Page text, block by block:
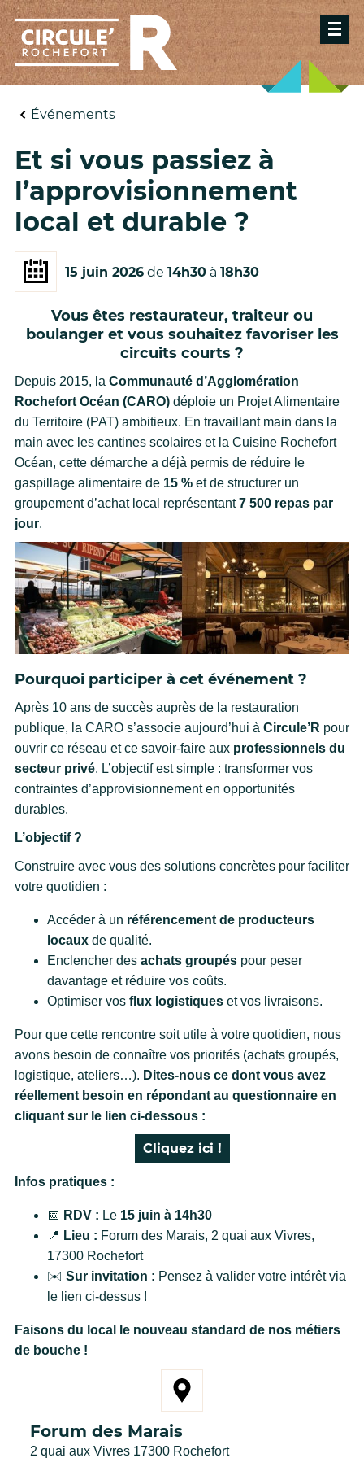
Événements
Et si vous passiez à
l’approvisionnement
local et durable ?
15 juin 2026de 14h30à 18h30
Vous êtes restaurateur, traiteur ou
boulanger et vous souhaitez favoriser les
circuits courts ?
Depuis 2015, la Communauté d’Agglomération
Rochefort Océan (CARO)déploie un Projet Alimentaire
du Territoire (PAT) ambitieux. En travaillant main dans la
main avec les cantines scolaires et la Cuisine Rochefort
Océan, cette démarche a déjà permis de réduire le
gaspillage alimentaire de 15 %et de structurer un
groupement d’achat local représentant7 500 repas par
jour.
Pourquoi participer à cet événement ?
Après 10 ans de succès auprès de la restauration
publique, la CARO s’associe aujourd’hui à Circule’R pour
ouvrir ce réseau et ce savoir-faire aux professionnels du
secteur privé. L’objectif est simple : transformer vos
contraintes d’approvisionnement en opportunités
durables.
L’objectif ?
Construire avec vous des solutions concrètes pour faciliter
votre quotidien :
Accéder à un référencement de producteurs
locauxde qualité.
Enclencher des achats groupéspour peser
davantage et réduire vos coûts.
Optimiser vos flux logistiqueset vos livraisons.
Pour que cette rencontre soit utile à votre quotidien, nous
avons besoin de connaître vos priorités (achats groupés,
logistique, ateliers…). Dites-nous ce dont vous avez
réellement besoin en répondant au questionnaire en
cliquant sur le lien ci-dessous :
Cliquez ici !
Infos pratiques :
📅 RDV : Le 15 juin à 14h30
📍 Lieu : Forum des Marais, 2 quai aux Vivres,
17300 Rochefort
✉️ Sur invitation : Pensez à valider votre intérêt via
le lien ci-dessus !
Faisons du local le nouveau standard de nos métiers
de bouche !
Adresse de l'événement
Forum des Marais
2 quai aux Vivres 17300 Rochefort